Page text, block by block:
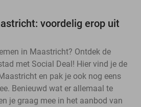
voordelig erop uit
in Maastricht? Ontdek de
met Social Deal! Hier vind je de
en pak je ook nog eens
Benieuwd wat er allemaal te
je graag mee in het aanbod van